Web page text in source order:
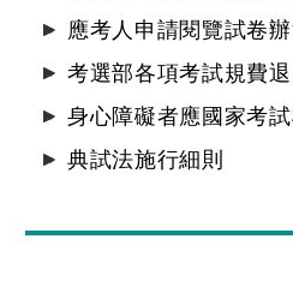
應考人申請閱覽試卷
考選部各項考試規費
身心障礙者應國家考
典試法施行細則